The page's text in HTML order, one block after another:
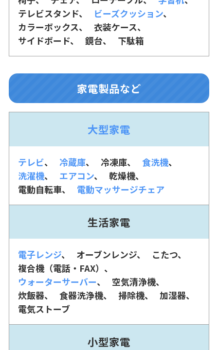
テレビスタンド
ビーズクッション
カラーボックス
衣装ケース
サイドボード
鏡台 下駄箱
家電製品など
大型家電
テレビ 冷蔵庫 冷凍庫
食洗機
洗濯機
エアコン
乾燥機
電動自転車
電動マッサージチェア
生活家電
電子レンジ オーブンレンジ
こたつ
複合機（電話・FAX）
ウォーターサーバー
空気清浄機
炊飯器
食器洗浄機 掃除機
加湿器
電気ストーブ
小型家電